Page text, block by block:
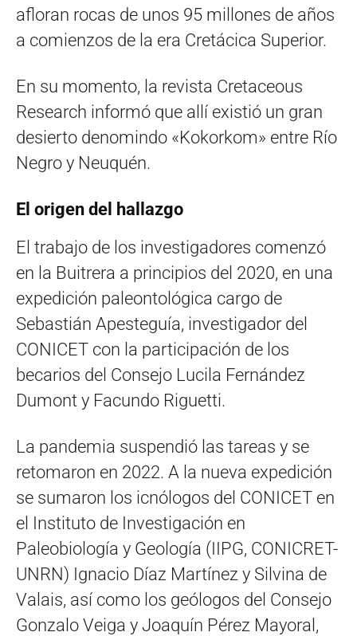
afloran rocas de unos 95 millones de años
a comienzos de la era Cretácica Superior.
En su momento, la revista Cretaceous
Research informó que allí existió un gran
desierto denomindo «Kokorkom» entre Río
Negro y Neuquén.
El origen del hallazgo
El trabajo de los investigadores comenzó
en la Buitrera a principios del 2020, en una
expedición paleontológica cargo de
Sebastián Apesteguía, investigador del
CONICET con la participación de los
becarios del Consejo Lucila Fernández
Dumont y Facundo Riguetti.
La pandemia suspendió las tareas y se
retomaron en 2022. A la nueva expedición
se sumaron los icnólogos del CONICET en
el Instituto de Investigación en
Paleobiología y Geología (IIPG, CONICRET-
UNRN) Ignacio Díaz Martínez y Silvina de
Valais, así como los geólogos del Consejo
Gonzalo Veiga y Joaquín Pérez Mayoral,